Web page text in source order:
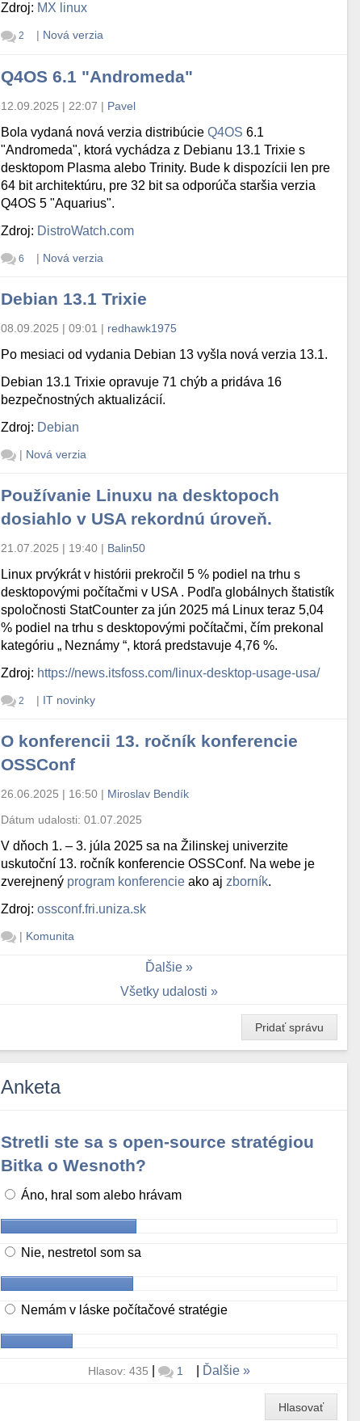
Zdroj: MX linux
2 | Nová verzia
Q4OS 6.1 "Andromeda"
12.09.2025 | 22:07 | Pavel
Bola vydaná nová verzia distribúcieQ4OS 6.1
"Andromeda", ktorá vychádza z Debianu 13.1 Trixie s
desktopom Plasma alebo Trinity. Bude k dispozícii len pre
64 bit architektúru, pre 32 bit sa odporúča staršia verzia
Q4OS 5 "Aquarius".
Zdroj: DistroWatch.com
6 | Nová verzia
Debian 13.1 Trixie
08.09.2025 | 09:01 | redhawk1975
Po mesiaci od vydania Debian 13 vyšla nová verzia 13.1.
Debian 13.1 Trixie opravuje 71 chýb a pridáva 16
bezpečnostných aktualizácií.
Zdroj: Debian
| Nová verzia
Používanie Linuxu na desktopoch
dosiahlo v USA rekordnú úroveň.
21.07.2025 | 19:40 | Balin50
Linux prvýkrát v histórii prekročil 5 % podiel na trhu s
desktopovými počítačmi v USA . Podľa globálnych štatistík
spoločnosti StatCounter za jún 2025 má Linux teraz 5,04
% podiel na trhu s desktopovými počítačmi, čím prekonal
kategóriu „ Neznámy “, ktorá predstavuje 4,76 %.
Zdroj: https://news.itsfoss.com/linux-desktop-usage-usa/
2 | IT novinky
O konferencii 13. ročník konferencie
OSSConf
26.06.2025 | 16:50 | Miroslav Bendík
Dátum udalosti:01.07.2025
V dňoch 1. – 3. júla 2025 sa na Žilinskej univerzite
uskutoční 13. ročník konferencie OSSConf. Na webe je
zverejnený program konferencie ako aj zborník.
Zdroj:ossconf.fri.uniza.sk
| Komunita
Ďalšie
Všetky udalosti
Pridať správu
Anketa
Stretli ste sa s open-source stratégiou
Bitka o Wesnoth?
Áno, hral som alebo hrávam
Nie, nestretol som sa
Nemám v láske počítačové stratégie
Hlasov: 435 | 1 Ďalšie
Hlasovať